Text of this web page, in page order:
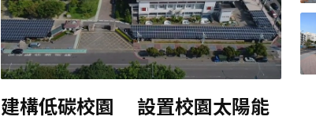
建構低碳校園 設置校園太陽能